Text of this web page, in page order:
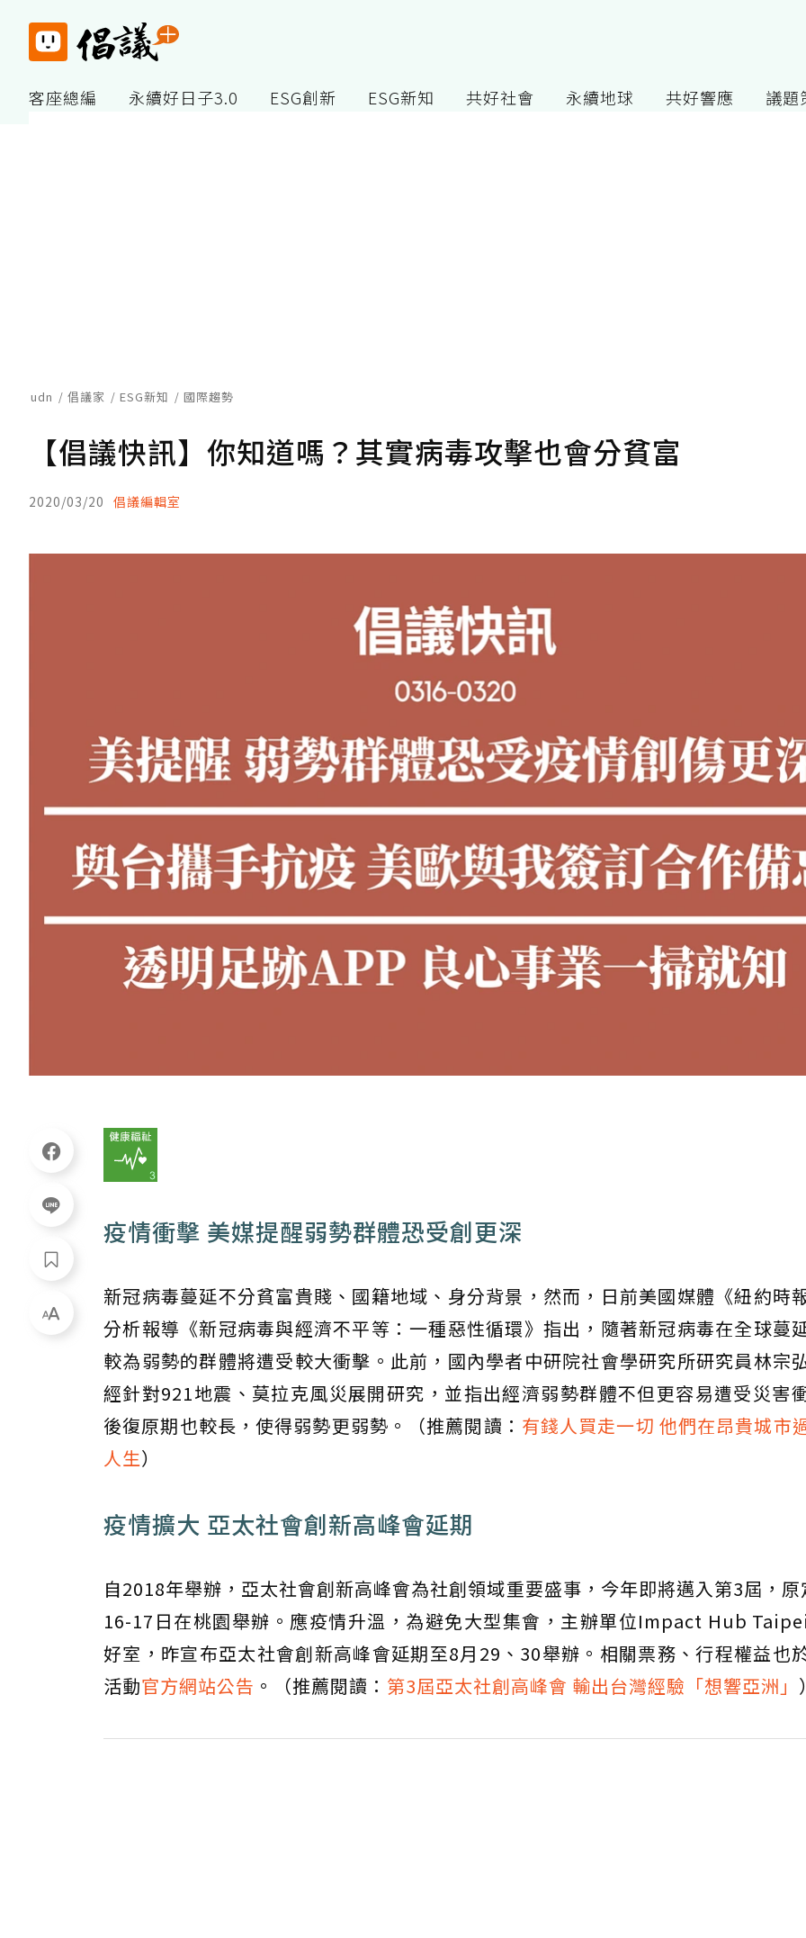
客座總編 永續好日子3.0 ESG創新 ESG新知 共好社會 永續地球 共好響應 議題
udn 倡議家 ESG新知 國際趨勢
【倡議快訊】你知道嗎？其實病毒攻擊也會分貧富
2020/03/20 倡議編輯室
疫情衝擊 美媒提醒弱勢群體恐受創更深
新冠病毒蔓延不分貧富貴賤、國籍地域、身分背景，然而，日前美國媒體《紐約時
分析報導《新冠病毒與經濟不平等：一種惡性循環》指出，隨著新冠病毒在全球蔓
較為弱勢的群體將遭受較大衝擊。此前，國內學者中研院社會學研究所研究員林宗
經針對921地震、莫拉克風災展開研究，並指出經濟弱勢群體不但更容易遭受災害
後復原期也較長，使得弱勢更弱勢。（推薦閱讀： 有錢人買走一切 他們在昂貴城市
人生）
疫情擴大 亞太社會創新高峰會延期
自2018年舉辦，亞太社會創新高峰會為社創領域重要盛事，今年即將邁入第3屆，原
16-17日在桃園舉辦。應疫情升溫，為避免大型集會，主辦單位Impact Hub
好室，昨宣布亞太社會創新高峰會延期至8月29、30舉辦。相關票務、行程權益也
活動官方網站公告 。（推薦閱讀： 第3屆亞太社創高峰會 輸出台灣經驗「想響亞洲」 ）